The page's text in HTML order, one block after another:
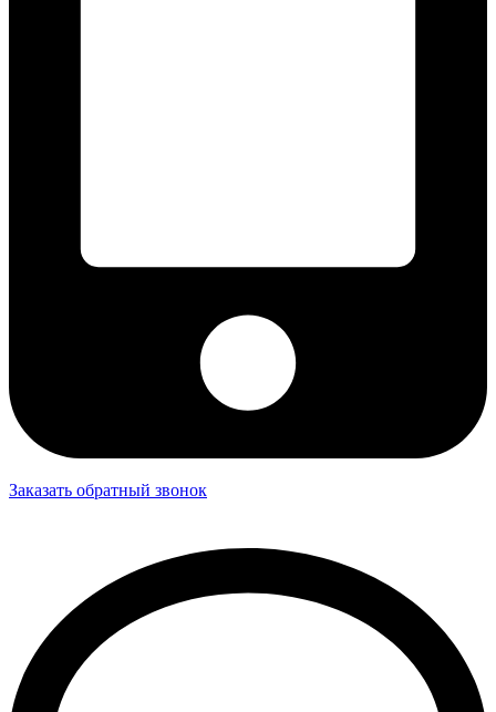
Заказать обратный звонок